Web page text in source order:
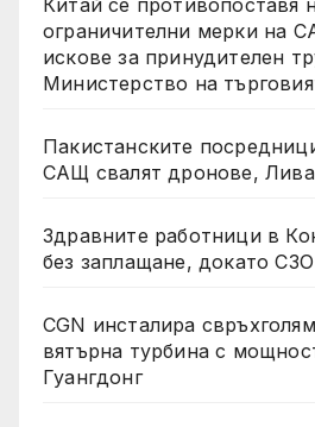
Китай се противопоставя
ограничителни мерки на
искове за принудителен
Министерство на
Пакистанските
САЩ свалят дронове,
Здравните работници в
без заплащане, докато
CGN инсталира
вятърна турбина с
Гуангдонг